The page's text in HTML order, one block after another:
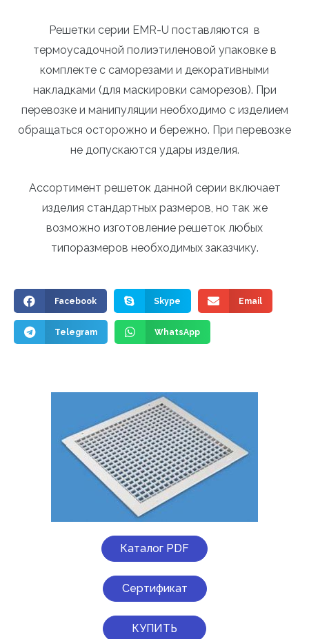
Каталог PDF
Сертификат
КУПИТЬ
Решетки серии EMR-U поставляются в
термоусадочной полиэтиленовой упаковке в
комплекте с саморезами и декоративными
накладками (для маскировки саморезов). При
перевозке и манипуляции необходимо с изделием
обращаться осторожно и бережно. При перевозке
не допускаются удары изделия.
Ассортимент решеток данной серии включает
изделия стандартных размеров, но так же
возможно изготовление решеток любых
типоразмеров необходимых заказчику.
Facebook Skype Email
Telegram WhatsApp